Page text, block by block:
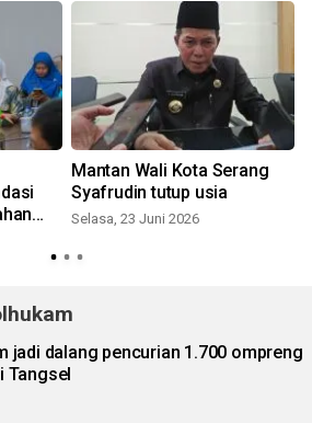
Mantan Wali Kota Serang
Syafrudin tutup usia
Selasa, 23 Juni 2026
jadi dalang pencurian 1.700 ompreng
Tangsel